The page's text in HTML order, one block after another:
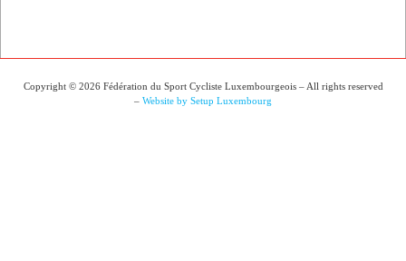
Copyright © 2026 Fédération du Sport Cycliste Luxembourgeois – All rights reserved
– Website by Setup Luxembourg